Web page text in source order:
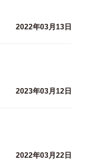
2022年03月13日
2023年03月12日
2022年03月22日